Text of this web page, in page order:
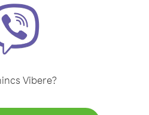
Vibere?